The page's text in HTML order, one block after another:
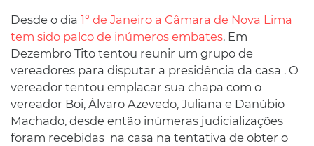
Desde o dia 1° de Janeiro a Câmara de Nova Lima
tem sido palco de inúmeros embates. Em
Dezembro Tito tentou reunir um grupo de
vereadores para disputar a presidência da casa . O
vereador tentou emplacar sua chapa com o
vereador Boi, Álvaro Azevedo, Juliana e Danúbio
Machado, desde então inúmeras judicializações
foram recebidas na casa na tentativa de obter o